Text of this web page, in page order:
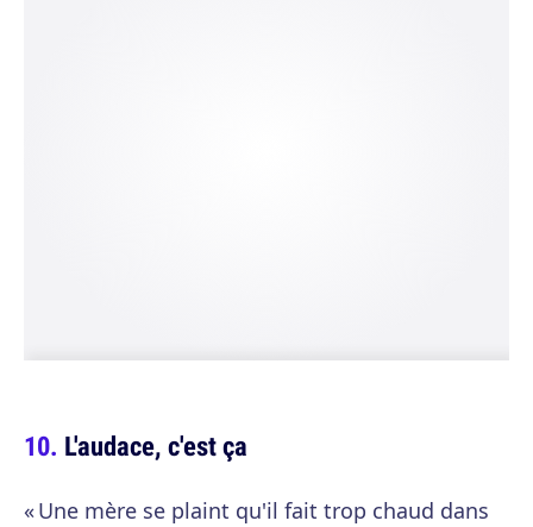
L'audace, c'est ça
« Une mère se plaint qu'il fait trop chaud dans